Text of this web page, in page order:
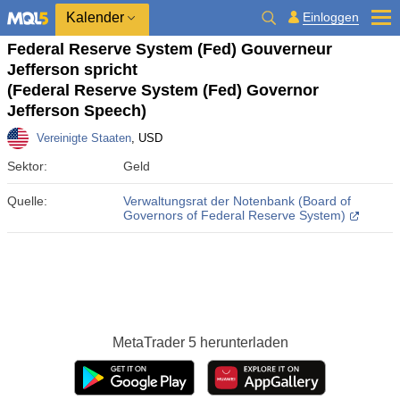
Kalender Einloggen
Federal Reserve System (Fed) Gouverneur
Jefferson spricht
(Federal Reserve System (Fed) Governor
Jefferson Speech)
Vereinigte Staaten, USD
Sektor: Geld
Quelle:
Verwaltungsrat der Notenbank (Board of
Governors of Federal Reserve System)
MetaTrader 5herunterladen